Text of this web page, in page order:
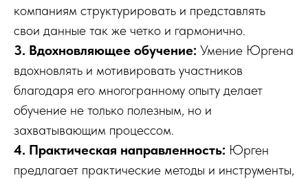
компаниям структурировать и представлять
свои данные так же четко и гармонично.
3. Вдохновляющее обучение: Умение Юргена
вдохновлять и мотивировать участников
благодаря его многогранному опыту делает
обучение не только полезным, но и
захватывающим процессом.
4. Практическая направленность: Юрген
предлагает практические методы и инструменты,